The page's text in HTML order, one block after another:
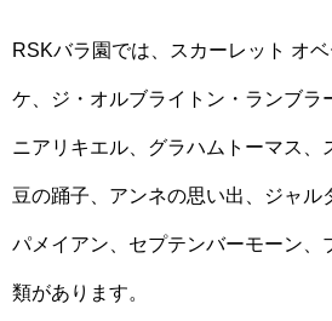
RSKバラ園では、スカーレット オ
ケ、ジ・オルブライトン・ランブラ
ニアリキエル、グラハムトーマス、
豆の踊子、アンネの思い出、ジャル
パメイアン、セプテンバーモーン、
類があります。